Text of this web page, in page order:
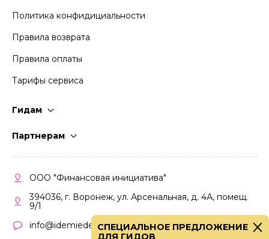
Политика конфидициальности
Правила возврата
Правила оплаты
Тарифы сервиса
Гидам
Партнерам
Кабинет партнера
Правила участия
ООО "Финансовая инициатива"
394036, г. Воронеж, ул. Арсенальная, д. 4А, помещ.
9/1
info@idemiedem.ruСПЕЦИАЛЬНОЕ ПРЕДЛОЖЕНИЕ